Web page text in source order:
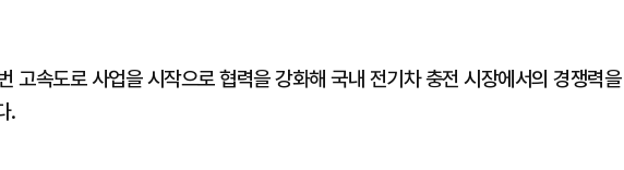
고속도로 사업을 시작으로 협력을 강화해 국내 전기차 충전 시장에서의 경쟁력을
.